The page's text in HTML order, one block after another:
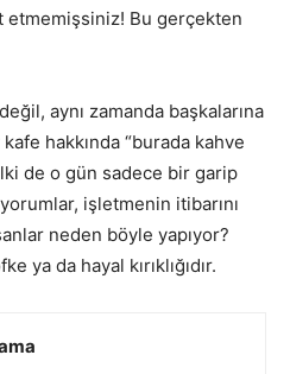
etmemişsiniz! Bu gerçekten
aynı zamanda başkalarına
hakkında “burada kahve
de o gün sadece bir garip
işletmenin itibarını
neden böyle yapıyor?
ya da hayal kırıklığıdır.